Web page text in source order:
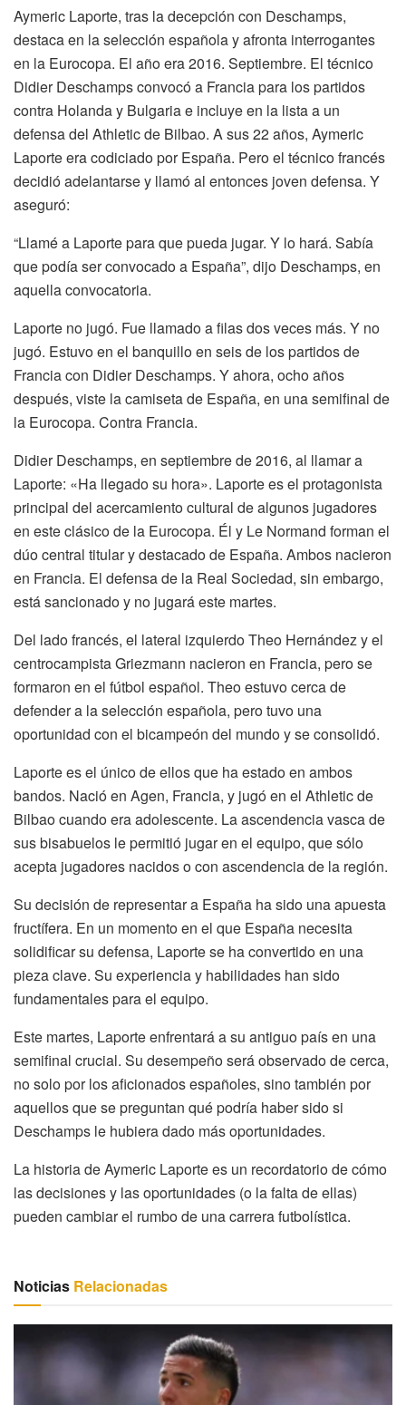
Aymeric Laporte, tras la decepción con Deschamps,
destaca en la selección española y afronta interrogantes
en la Eurocopa. El año era 2016. Septiembre. El técnico
Didier Deschamps convocó a Francia para los partidos
contra Holanda y Bulgaria e incluye en la lista a un
defensa del Athletic de Bilbao. A sus 22 años, Aymeric
Laporte era codiciado por España. Pero el técnico francés
decidió adelantarse y llamó al entonces joven defensa. Y
aseguró:
“Llamé a Laporte para que pueda jugar. Y lo hará. Sabía
que podía ser convocado a España”, dijo Deschamps, en
aquella convocatoria.
Laporte no jugó. Fue llamado a filas dos veces más. Y no
jugó. Estuvo en el banquillo en seis de los partidos de
Francia con Didier Deschamps. Y ahora, ocho años
después, viste la camiseta de España, en una semifinal de
la Eurocopa. Contra Francia.
Didier Deschamps, en septiembre de 2016, al llamar a
Laporte: «Ha llegado su hora». Laporte es el protagonista
principal del acercamiento cultural de algunos jugadores
en este clásico de la Eurocopa. Él y Le Normand forman el
dúo central titular y destacado de España. Ambos nacieron
en Francia. El defensa de la Real Sociedad, sin embargo,
está sancionado y no jugará este martes.
Del lado francés, el lateral izquierdo Theo Hernández y el
centrocampista Griezmann nacieron en Francia, pero se
formaron en el fútbol español. Theo estuvo cerca de
defender a la selección española, pero tuvo una
oportunidad con el bicampeón del mundo y se consolidó.
Laporte es el único de ellos que ha estado en ambos
bandos. Nació en Agen, Francia, y jugó en el Athletic de
Bilbao cuando era adolescente. La ascendencia vasca de
sus bisabuelos le permitió jugar en el equipo, que sólo
acepta jugadores nacidos o con ascendencia de la región.
Su decisión de representar a España ha sido una apuesta
fructífera. En un momento en el que España necesita
solidificar su defensa, Laporte se ha convertido en una
pieza clave. Su experiencia y habilidades han sido
fundamentales para el equipo.
Este martes, Laporte enfrentará a su antiguo país en una
semifinal crucial. Su desempeño será observado de cerca,
no solo por los aficionados españoles, sino también por
aquellos que se preguntan qué podría haber sido si
Deschamps le hubiera dado más oportunidades.
La historia de Aymeric Laporte es un recordatorio de cómo
las decisiones y las oportunidades (o la falta de ellas)
pueden cambiar el rumbo de una carrera futbolística.
Noticias Relacionadas